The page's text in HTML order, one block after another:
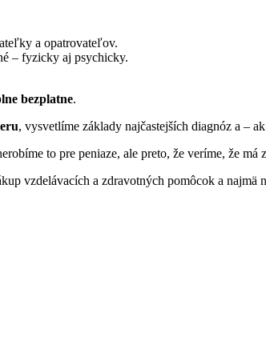
a opatrovateľov.
– fyzicky aj psychicky.
bezplatne.
, vysvetlíme základy najčastejších diagnóz a –
to pre peniaze, ale preto, že veríme, že má
vzdelávacích a zdravotných pomôcok a najmä